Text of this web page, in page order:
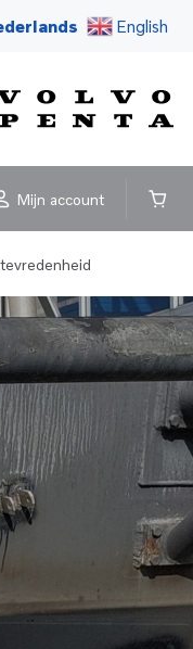
English
Mijn account